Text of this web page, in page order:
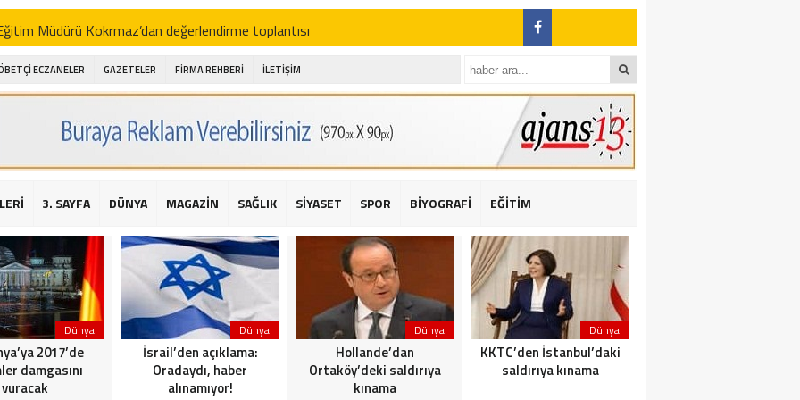
Müdürü Kokrmaz’dan değerlendirme toplantısı
Alibeyoğlu, Aile Destek Merkezini ziyaret etti
ıhlamur piyasalarda
şehitleri için bayraklı kayak gösterileri düzenlenecek
için yardım kermesi
2016 yılı değerlendirmesi
Sarıyer Çayırbaşı Cezayirli Hasan Paşa Camii’nde silahlı saldırı: 2 yaralı
Bahçeli’den Reina’ya düzenlenen terör saldırısına ilişkin açıklama
ECZANELER GAZETELER FİRMA REHBERİ İLETİŞİM
3. SAYFA DÜNYA MAGAZİN SAĞLIK SİYASET SPOR BİYOGRAFİ EĞİTİM
Dünya
2017’de
damgasını
vuracak
Dünya
İsrail’den açıklama:
Oradaydı, haber
alınamıyor!
Dünya
Hollande’dan
Ortaköy’deki saldırıya
kınama
Dünya
KKTC’den İstanbul’daki
saldırıya kınama